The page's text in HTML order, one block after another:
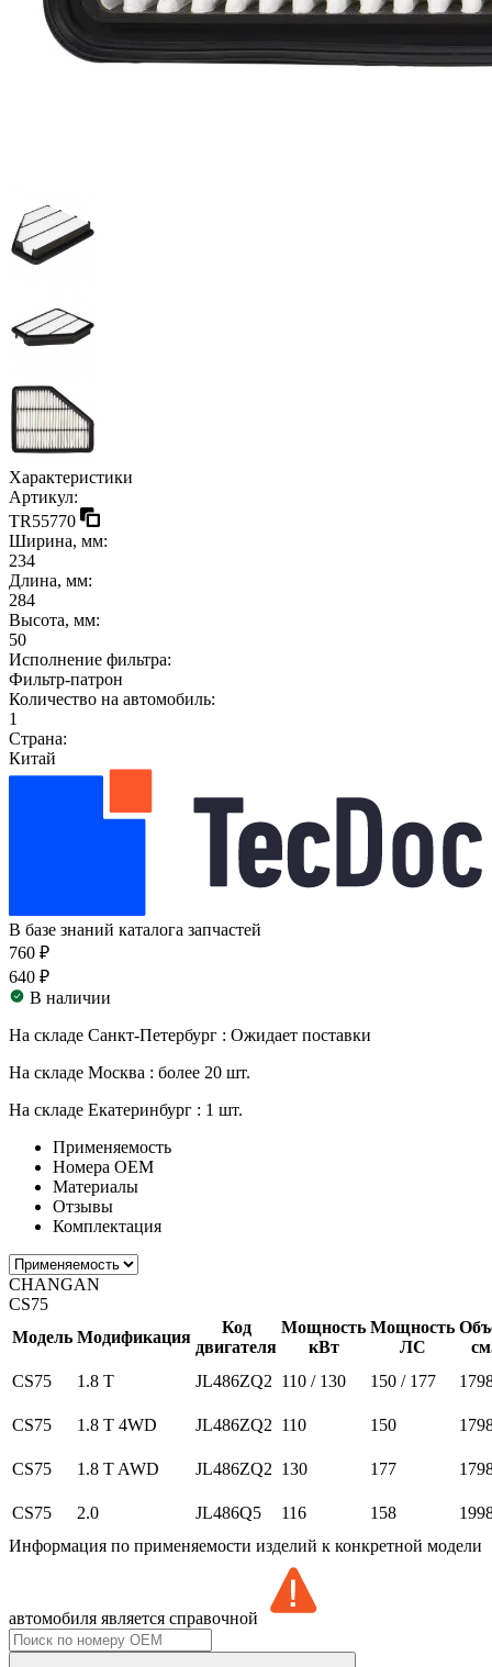
Характеристики
Артикул:
TR55770
Ширина, мм:
234
Длина, мм:
284
Высота, мм:
50
Исполнение фильтра:
Фильтр-патрон
Количество на автомобиль:
1
Страна:
Китай
В базе знаний каталога запчастей
760 ₽
640 ₽
В наличии
На складе Санкт-Петербург : Ожидает поставки
На складе Москва : более 20 шт.
На складе Екатеринбург : 1 шт.
Применяемость
Номера ОЕМ
Материалы
Отзывы
Комплектация
CHANGAN
CS75
Модель Модификация
Код
двигателя
Мощность
кВт
Мощность
ЛС
CS75
1.8 T JL486ZQ2 110 / 130 150 / 177
CS75 1.8 T 4WD JL486ZQ2 110 150
CS75 1.8 T AWD JL486ZQ2 130 177
CS75 2.0 JL486Q5 116 158
Информация по применяемости изделий к конкретной модели
автомобиля является справочной